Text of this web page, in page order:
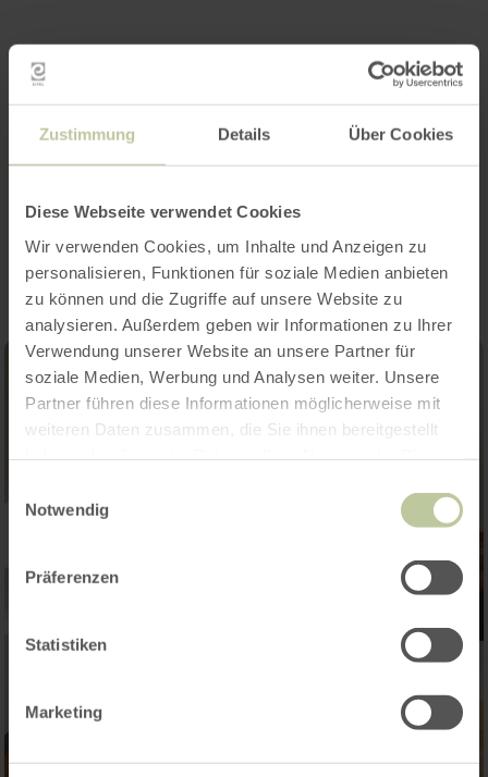
Zustimmung Details Über Cookies
Diese Webseite verwendet Cookies
Wir verwenden Cookies, um Inhalte und Anzeigen zu
personalisieren, Funktionen für soziale Medien anbieten
zu können und die Zugriffe auf unsere Website zu
analysieren. Außerdem geben wir Informationen zu Ihrer
Verwendung unserer Website an unsere Partner für
soziale Medien, Werbung und Analysen weiter. Unsere
Partner führen diese Informationen möglicherweise mit
weiteren Daten zusammen, die Sie ihnen bereitgestellt
Notwendig
Präferenzen
Statistiken
Marketing
Impressionen